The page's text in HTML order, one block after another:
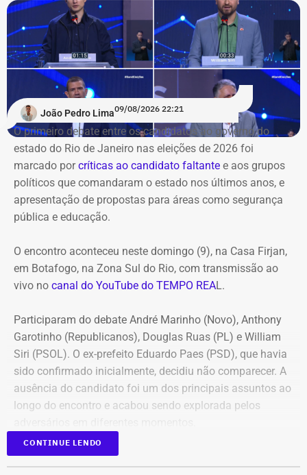
João Pedro Lima09/08/2026 22:21
O primeiro debate entre os candidatos ao governo do
estado do Rio de Janeiro nas eleições de 2026 foi
marcado porcríticas ao candidato faltante e aos grupos
políticos que comandaram o estado nos últimos anos, e
apresentação de propostas para áreas como segurança
pública e educação.
O encontro aconteceu neste domingo (9), na Casa Firjan,
em Botafogo, na Zona Sul do Rio, com transmissão ao
vivo no canal do YouTube do TEMPO REAL.
Participaram do debate André Marinho (Novo), Anthony
Garotinho (Republicanos), Douglas Ruas (PL) e William
Siri (PSOL). O ex-prefeito Eduardo Paes (PSD), que havia
sido confirmado inicialmente, decidiu não comparecer. A
ausência do candidato foi um dos principais assuntos ao
longo do encontro e acabou sendo explorada pelos
O debate foi mediado pela jornalista Adriana Araújo e
CONTINUE LENDO